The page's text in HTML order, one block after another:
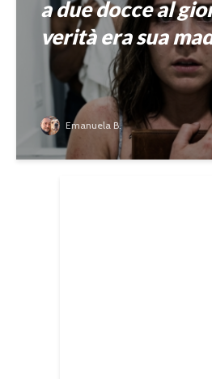
a due docce al
verità era sua
Emanuela B.